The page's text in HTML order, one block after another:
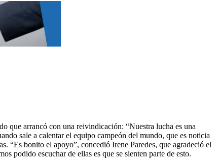
que arrancó con una reivindicación: “Nuestra lucha es una
sale a calentar el equipo campeón del mundo, que es noticia
“Es bonito el apoyo”, concedió Irene Paredes, que agradeció el
podido escuchar de ellas es que se sienten parte de esto.